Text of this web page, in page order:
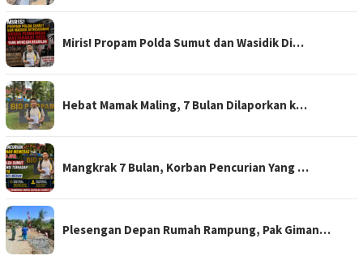
Miris! Propam Polda Sumut dan Wasidik Di…
Hebat Mamak Maling, 7 Bulan Dilaporkan k…
Mangkrak 7 Bulan, Korban Pencurian Yang …
Plesengan Depan Rumah Rampung, Pak Giman…